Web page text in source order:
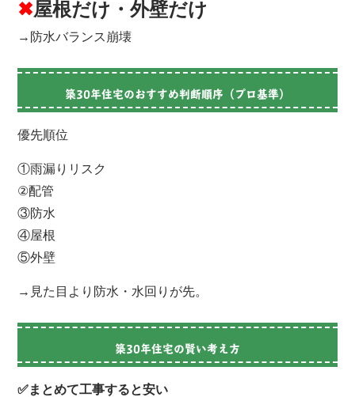
✖屋根だけ・外壁だけ
→防水バランス崩壊
築30年住宅のおすすめ判断順序（プロ基準）
優先順位
①雨漏りリスク
②配管
③防水
④屋根
⑤外壁
→見た目より防水・水回りが先。
築30年住宅の賢い考え方
✅まとめて工事すると安い